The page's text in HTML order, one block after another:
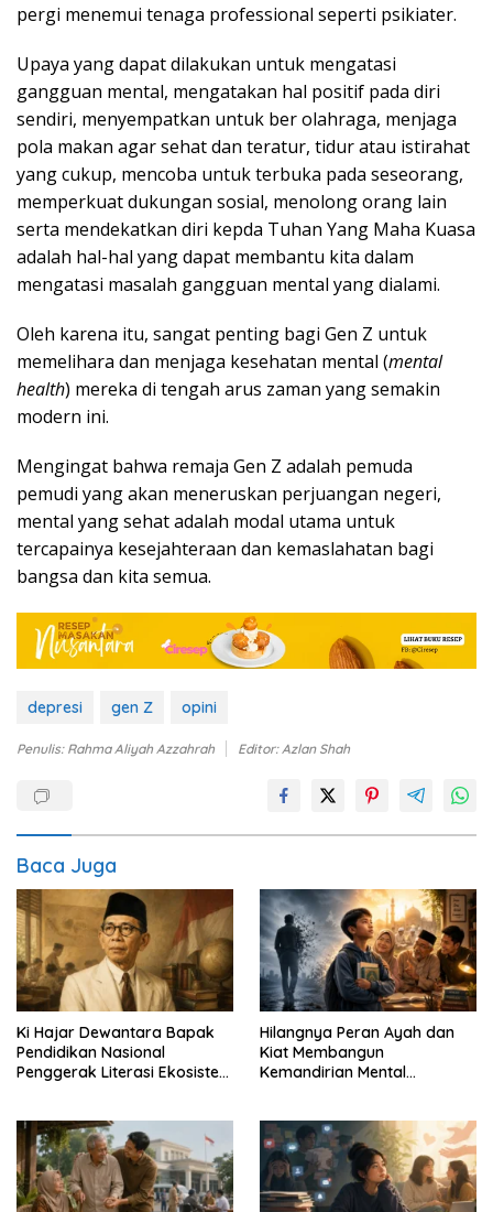
pergi menemui tenaga professional seperti psikiater.
Upaya yang dapat dilakukan untuk mengatasi
gangguan mental, mengatakan hal positif pada diri
sendiri, menyempatkan untuk ber olahraga, menjaga
pola makan agar sehat dan teratur, tidur atau istirahat
yang cukup, mencoba untuk terbuka pada seseorang,
memperkuat dukungan sosial, menolong orang lain
serta mendekatkan diri kepda Tuhan Yang Maha Kuasa
adalah hal-hal yang dapat membantu kita dalam
mengatasi masalah gangguan mental yang dialami.
Oleh karena itu, sangat penting bagi Gen Z untuk
memelihara dan menjaga kesehatan mental (mental
health) mereka di tengah arus zaman yang semakin
modern ini.
Mengingat bahwa remaja Gen Z adalah pemuda
pemudi yang akan meneruskan perjuangan negeri,
mental yang sehat adalah modal utama untuk
tercapainya kesejahteraan dan kemaslahatan bagi
bangsa dan kita semua.
depresi gen Z opini
Penulis: Rahma Aliyah Azzahrah Editor: Azlan Shah
Baca Juga
Ki Hajar Dewantara Bapak
Pendidikan Nasional
Penggerak Literasi Ekosistem
Hilangnya Peran Ayah dan
Kiat Membangun
Kemandirian Mental